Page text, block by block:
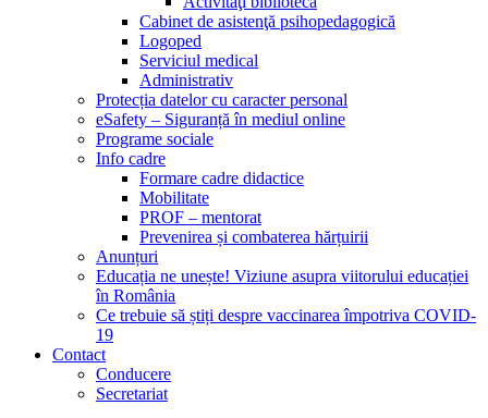
Cabinet de asistenţă psihopedagogică
Logoped
Serviciul medical
Administrativ
Protecția datelor cu caracter personal
eSafety – Siguranță în mediul online
Programe sociale
Info cadre
Formare cadre didactice
Mobilitate
PROF – mentorat
Prevenirea și combaterea hărțuirii
Anunțuri
Educația ne unește! Viziune asupra viitorului educației
în România
Ce trebuie să știți despre vaccinarea împotriva COVID-
19
Contact
Conducere
Secretariat